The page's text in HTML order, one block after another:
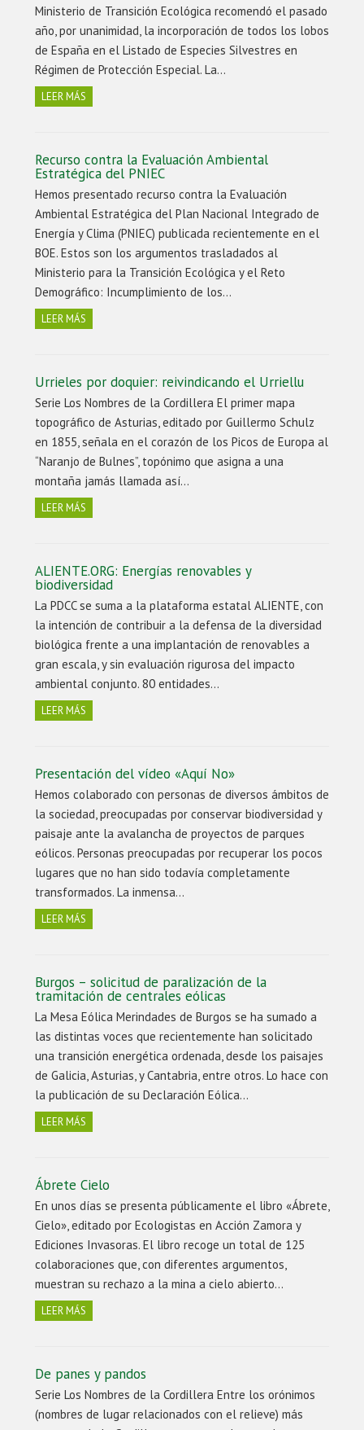
Ministerio de Transición Ecológica recomendó el pasado
año, por unanimidad, la incorporación de todos los lobos
de España en el Listado de Especies Silvestres en
Régimen de Protección Especial. La…
LEER MÁS
Recurso contra la Evaluación Ambiental
Estratégica del PNIEC
Hemos presentado recurso contra la Evaluación
Ambiental Estratégica del Plan Nacional Integrado de
Energía y Clima (PNIEC) publicada recientemente en el
BOE. Estos son los argumentos trasladados al
Ministerio para la Transición Ecológica y el Reto
Demográfico: Incumplimiento de los…
LEER MÁS
Urrieles por doquier: reivindicando el Urriellu
Serie Los Nombres de la Cordillera El primer mapa
topográfico de Asturias, editado por Guillermo Schulz
en 1855, señala en el corazón de los Picos de Europa al
“Naranjo de Bulnes”, topónimo que asigna a una
montaña jamás llamada así…
LEER MÁS
ALIENTE.ORG: Energías renovables y
biodiversidad
La PDCC se suma a la plataforma estatal ALIENTE, con
la intención de contribuir a la defensa de la diversidad
biológica frente a una implantación de renovables a
gran escala, y sin evaluación rigurosa del impacto
ambiental conjunto. 80 entidades…
LEER MÁS
Presentación del vídeo «Aquí No»
Hemos colaborado con personas de diversos ámbitos de
la sociedad, preocupadas por conservar biodiversidad y
paisaje ante la avalancha de proyectos de parques
eólicos. Personas preocupadas por recuperar los pocos
lugares que no han sido todavía completamente
transformados. La inmensa…
LEER MÁS
Burgos – solicitud de paralización de la
tramitación de centrales eólicas
La Mesa Eólica Merindades de Burgos se ha sumado a
las distintas voces que recientemente han solicitado
una transición energética ordenada, desde los paisajes
de Galicia, Asturias, y Cantabria, entre otros. Lo hace con
la publicación de su Declaración Eólica…
LEER MÁS
Ábrete Cielo
En unos días se presenta públicamente el libro «Ábrete,
Cielo», editado por Ecologistas en Acción Zamora y
Ediciones Invasoras. El libro recoge un total de 125
colaboraciones que, con diferentes argumentos,
muestran su rechazo a la mina a cielo abierto…
LEER MÁS
De panes y pandos
Serie Los Nombres de la Cordillera Entre los orónimos
(nombres de lugar relacionados con el relieve) más